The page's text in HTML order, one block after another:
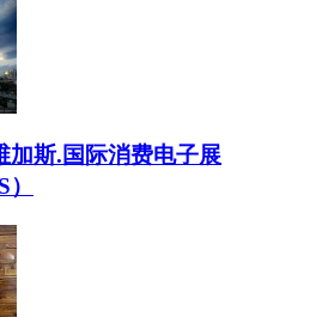
加斯.国际消费电子展